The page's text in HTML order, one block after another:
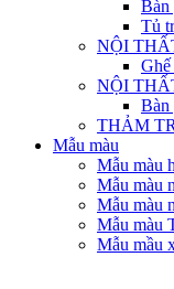
Bàn
Tủ
NỘI
Ghế
NỘI
Bàn
THẢM
Mẫu màu
Mẫu màu
Mẫu màu
Mẫu màu
Mẫu màu
Mẫu mầu